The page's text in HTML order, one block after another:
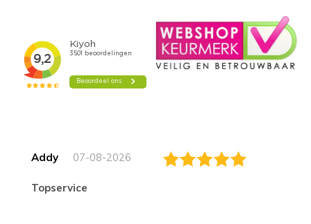
Addy 07-08-2026
topservice